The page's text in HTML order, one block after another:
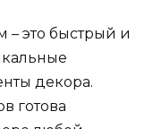
– это быстрый и
декора.
готова